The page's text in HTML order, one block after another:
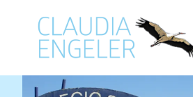
springen